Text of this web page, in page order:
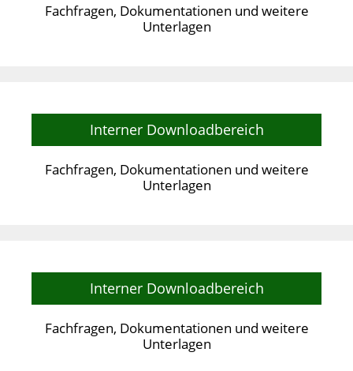
Fachfragen, Dokumentationen und weitere
Unterlagen
Interner Downloadbereich
Fachfragen, Dokumentationen und weitere
Unterlagen
Interner Downloadbereich
Fachfragen, Dokumentationen und weitere
Unterlagen